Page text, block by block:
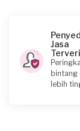
Request
Rp1.000.001
Jasa
bintang
lebih